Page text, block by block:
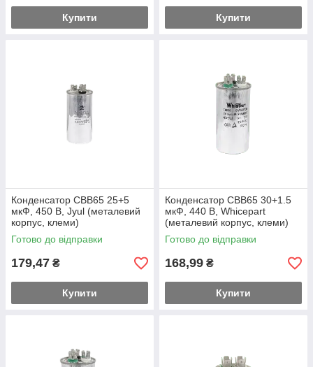
Купити Купити
Конденсатор CBB65 25+5
мкФ, 450 В, Jyul (металевий
корпус, клеми)
Готово до відправки
179,47 ₴
Купити
Конденсатор CBB65 30+1.5
мкФ, 440 В, Whicepart
(металевий корпус, клеми)
Готово до відправки
168,99 ₴
Купити